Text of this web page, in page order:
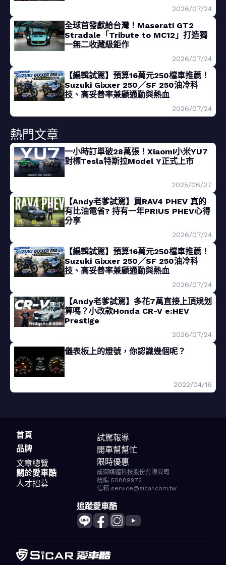
2026/07/24
全球首發獻給台灣！Maserati GT2
Stradale「Tribute to MC12」打造獨
一無二收藏級鉅作
2026/07/24
【編輯試駕】預算16萬元250檔車推薦！
Suzuki Gixxer 250／SF 250油冷科
技、高妥善率兼顧通勤與熱血
2026/07/24
熱門文章
一小時訂單破28萬張！Xiaomi小米YU7
對標Tesla特斯拉Model Y正式上市
2025/06/27
【Andy老爹試駕】買RAV4 PHEV 真的
有比油電省? 持有一年PRIUS PHEV心得
分享
2026/07/24
【編輯試駕】預算16萬元250檔車推薦！
Suzuki Gixxer 250／SF 250油冷科
技、高妥善率兼顧通勤與熱血
2026/07/24
【Andy老爹試駕】多花7萬直接上頂規划
算嗎？小改款Honda CR-V e:HEV
Prestige
2026/07/24
儀表板上的燈號，你認識幾個呢？
2022/04/16
首頁
品牌
文章總覽
試駕報導
開車幫幫忙
限時優惠
關於愛車酷
人才招募
成御媒體科技股份有限公司
統編 50889972
信箱 service@sicar.com.tw
追蹤愛車酷